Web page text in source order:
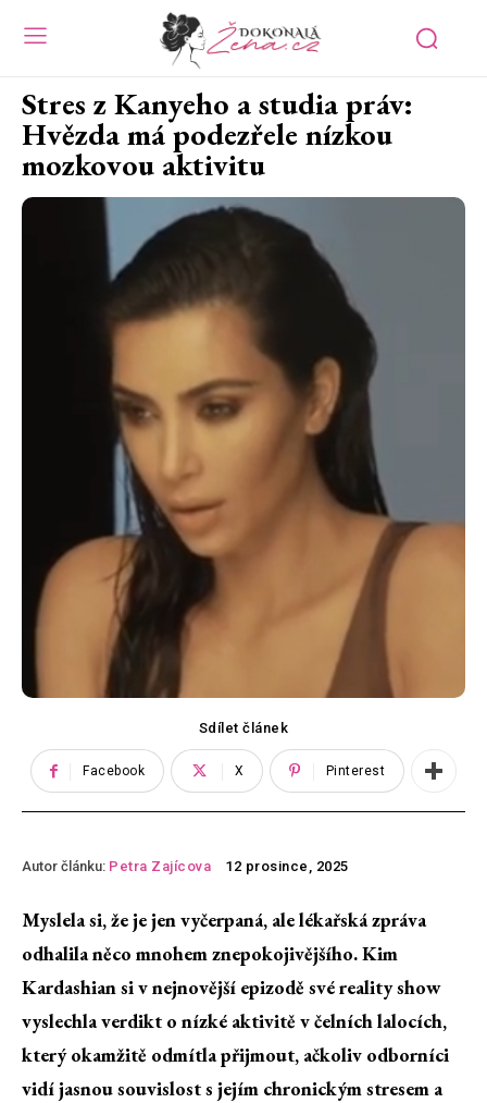
Stres z Kanyeho a studia práv:
Hvězda má podezřele nízkou
mozkovou aktivitu
Sdílet článek
Facebook X Pinterest
Autor článku: Petra Zajícova 12 prosince, 2025
Myslela si, že je jen vyčerpaná, ale lékařská zpráva
odhalila něco mnohem znepokojivějšího. Kim
Kardashian si v nejnovější epizodě své reality show
vyslechla verdikt o nízké aktivitě v čelních lalocích,
který okamžitě odmítla přijmout, ačkoliv odborníci
vidí jasnou souvislost s jejím chronickým stresem a